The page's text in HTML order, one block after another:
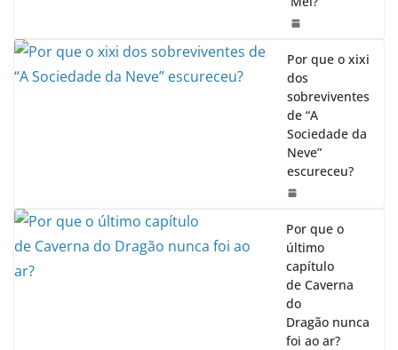
Por que o xixi
dos
sobreviventes
de “A
Sociedade da
Neve”
escureceu?
Por que o
último
capítulo
de Caverna
do
Dragão nunca
foi ao ar?